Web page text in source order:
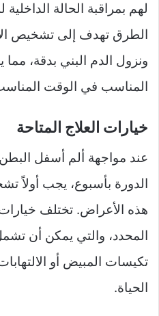
لهم بمراقبة الحالة
الطرق تهدف إلى تشخيص
ونزول الدم البني بدقة،
المناسب في الوقت
خيارات العلاج المتاحة
عند مواجهة ألم أسفل
الدورة بأسبوع، يجب أولاً
هذه الأعراض. تختلف
المحدد، والتي يمكن أن
تكيسات المبيض أو
الحياة.